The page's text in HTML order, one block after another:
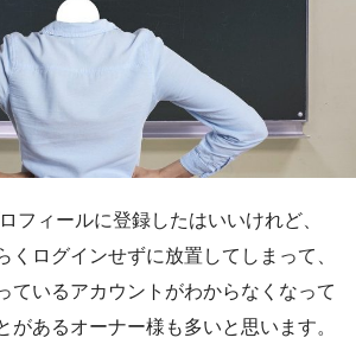
フィールに登録したはいいけれど、
くログインせずに放置してしまって、
ているアカウントがわからなくなって
があるオーナー様も多いと思います。